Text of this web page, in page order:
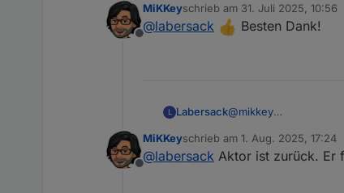
Offline
MiKKeyschrieb am 31. Juli 2025, 10:56
zuletzt editiert von
@labersack Besten Dank!
L Labersack@mikkey
Offline
MiKKeyschrieb am 1. Aug. 2025, 17:24
zuletzt editiert von
@labersack Aktor ist zurück. Er